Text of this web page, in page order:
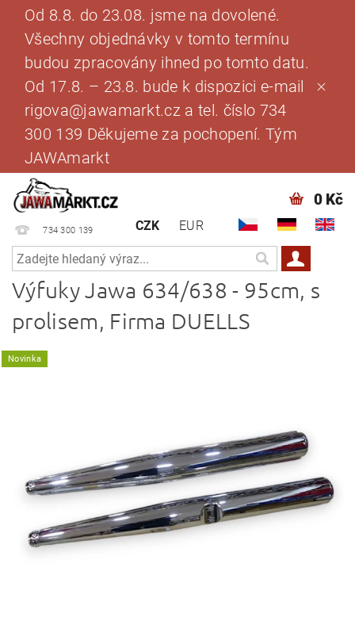
Od 8.8. do 23.08. jsme na dovolené.
Všechny objednávky v tomto termínu
budou zpracovány ihned po tomto datu.
Od 17.8. – 23.8. bude k dispozici e-mail
rigova@jawamarkt.cz a tel. číslo 734
300 139 Děkujeme za pochopení. Tým
JAWAmarkt
734 300 139 CZK EUR
0 Kč
Výfuky Jawa 634/638 - 95cm, s
prolisem, Firma DUELLS
Novinka